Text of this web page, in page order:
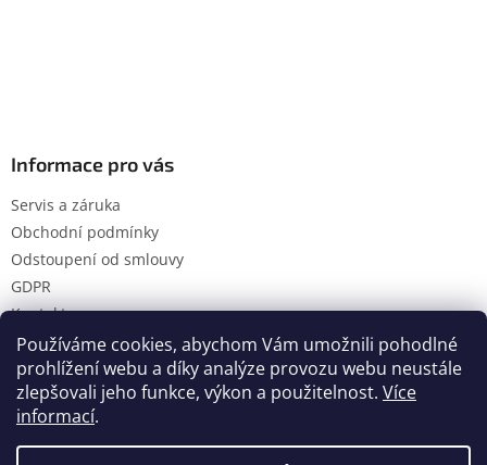
Používáme cookies, abychom Vám umožnili pohodlné
prohlížení webu a díky analýze provozu webu neustále
zlepšovali jeho funkce, výkon a použitelnost. Více
informací.
Informace pro vás
Servis a záruka
Obchodní podmínky
Odstoupení od smlouvy
GDPR
Kontakty
Vytvořil Shoptet